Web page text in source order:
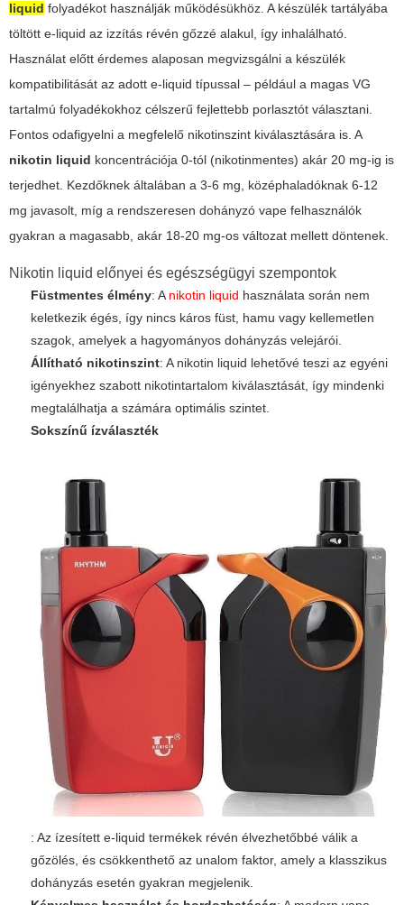
liquid folyadékot használják működésükhöz. A készülék tartályába
töltött e-liquid az izzítás révén gőzzé alakul, így inhalálható.
Használat előtt érdemes alaposan megvizsgálni a készülék
kompatibilitását az adott e-liquid típussal – például a magas VG
tartalmú folyadékokhoz célszerű fejlettebb porlasztót választani.
Fontos odafigyelni a megfelelő nikotinszint kiválasztására is. A
nikotin liquid koncentrációja 0-tól (nikotinmentes) akár 20 mg-ig is
terjedhet. Kezdőknek általában a 3-6 mg, középhaladóknak 6-12
mg javasolt, míg a rendszeresen dohányzó vape felhasználók
gyakran a magasabb, akár 18-20 mg-os változat mellett döntenek.
Nikotin liquid előnyei és egészségügyi szempontok
Füstmentes élmény: Anikotin liquid használata során nem
keletkezik égés, így nincs káros füst, hamu vagy kellemetlen
szagok, amelyek a hagyományos dohányzás velejárói.
Állítható nikotinszint: A nikotin liquid lehetővé teszi az egyéni
igényekhez szabott nikotintartalom kiválasztását, így mindenki
megtalálhatja a számára optimális szintet.
Sokszínű ízválaszték
: Az ízesített e-liquid termékek révén élvezhetőbbé válik a
gőzölés, és csökkenthető az unalom faktor, amely a klasszikus
dohányzás esetén gyakran megjelenik.